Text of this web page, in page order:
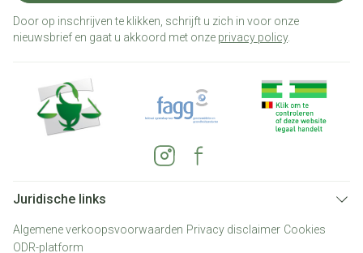
Door op inschrijven te klikken, schrijft u zich in voor onze
nieuwsbrief en gaat u akkoord met onze privacy policy.
Juridische links
Algemene verkoopsvoorwaarden Privacy disclaimer Cookies
ODR-platform